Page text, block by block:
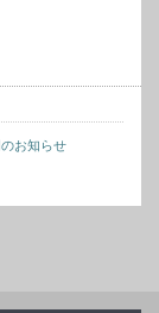
お知らせ